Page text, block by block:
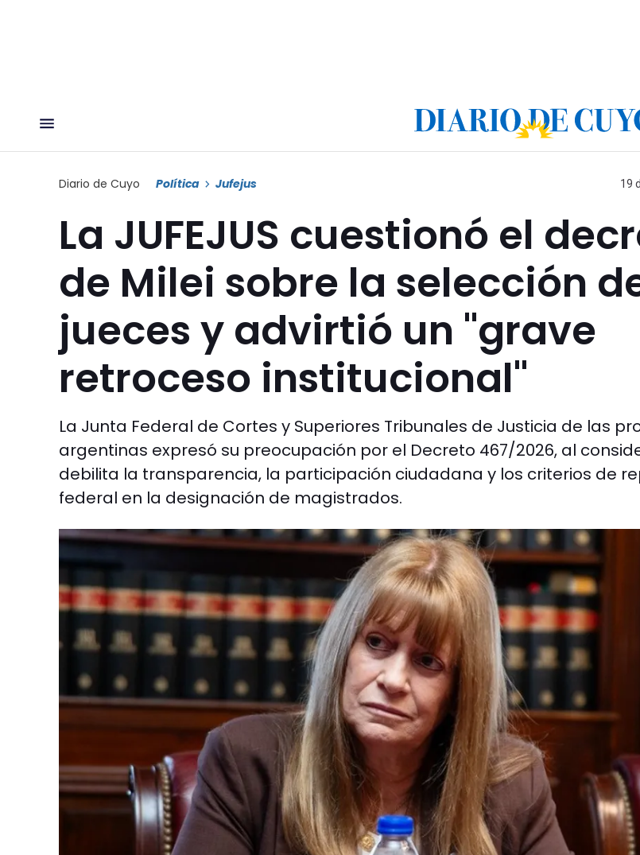
Diario de Cuyo Política Jufejus 19
La JUFEJUS cuestionó el
de Milei sobre la selección
jueces y advirtió un "grave
retroceso institucional"
La Junta Federal de Cortes y Superiores Tribunales de Justicia de las
argentinas expresó su preocupación por el Decreto 467/2026, al
debilita la transparencia, la participación ciudadana y los criterios de
federal en la designación de magistrados.